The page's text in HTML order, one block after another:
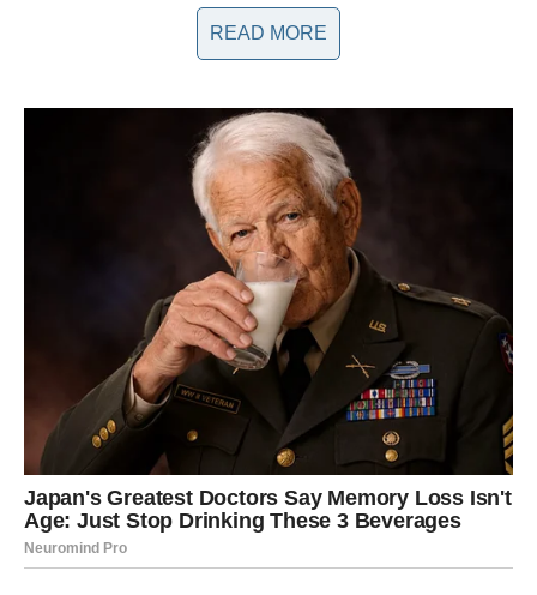
pokazali su koliko su emotivno povezani sa njenim radom i
kako su spremni putovati na krajeve sveta kako bi je videli
koji su poznati po svojoj teatralnosti, nisu imali ovakvu
emotivnu dubinu kao što je imala Gaga na ovoj manifestaciji.
READ MORE